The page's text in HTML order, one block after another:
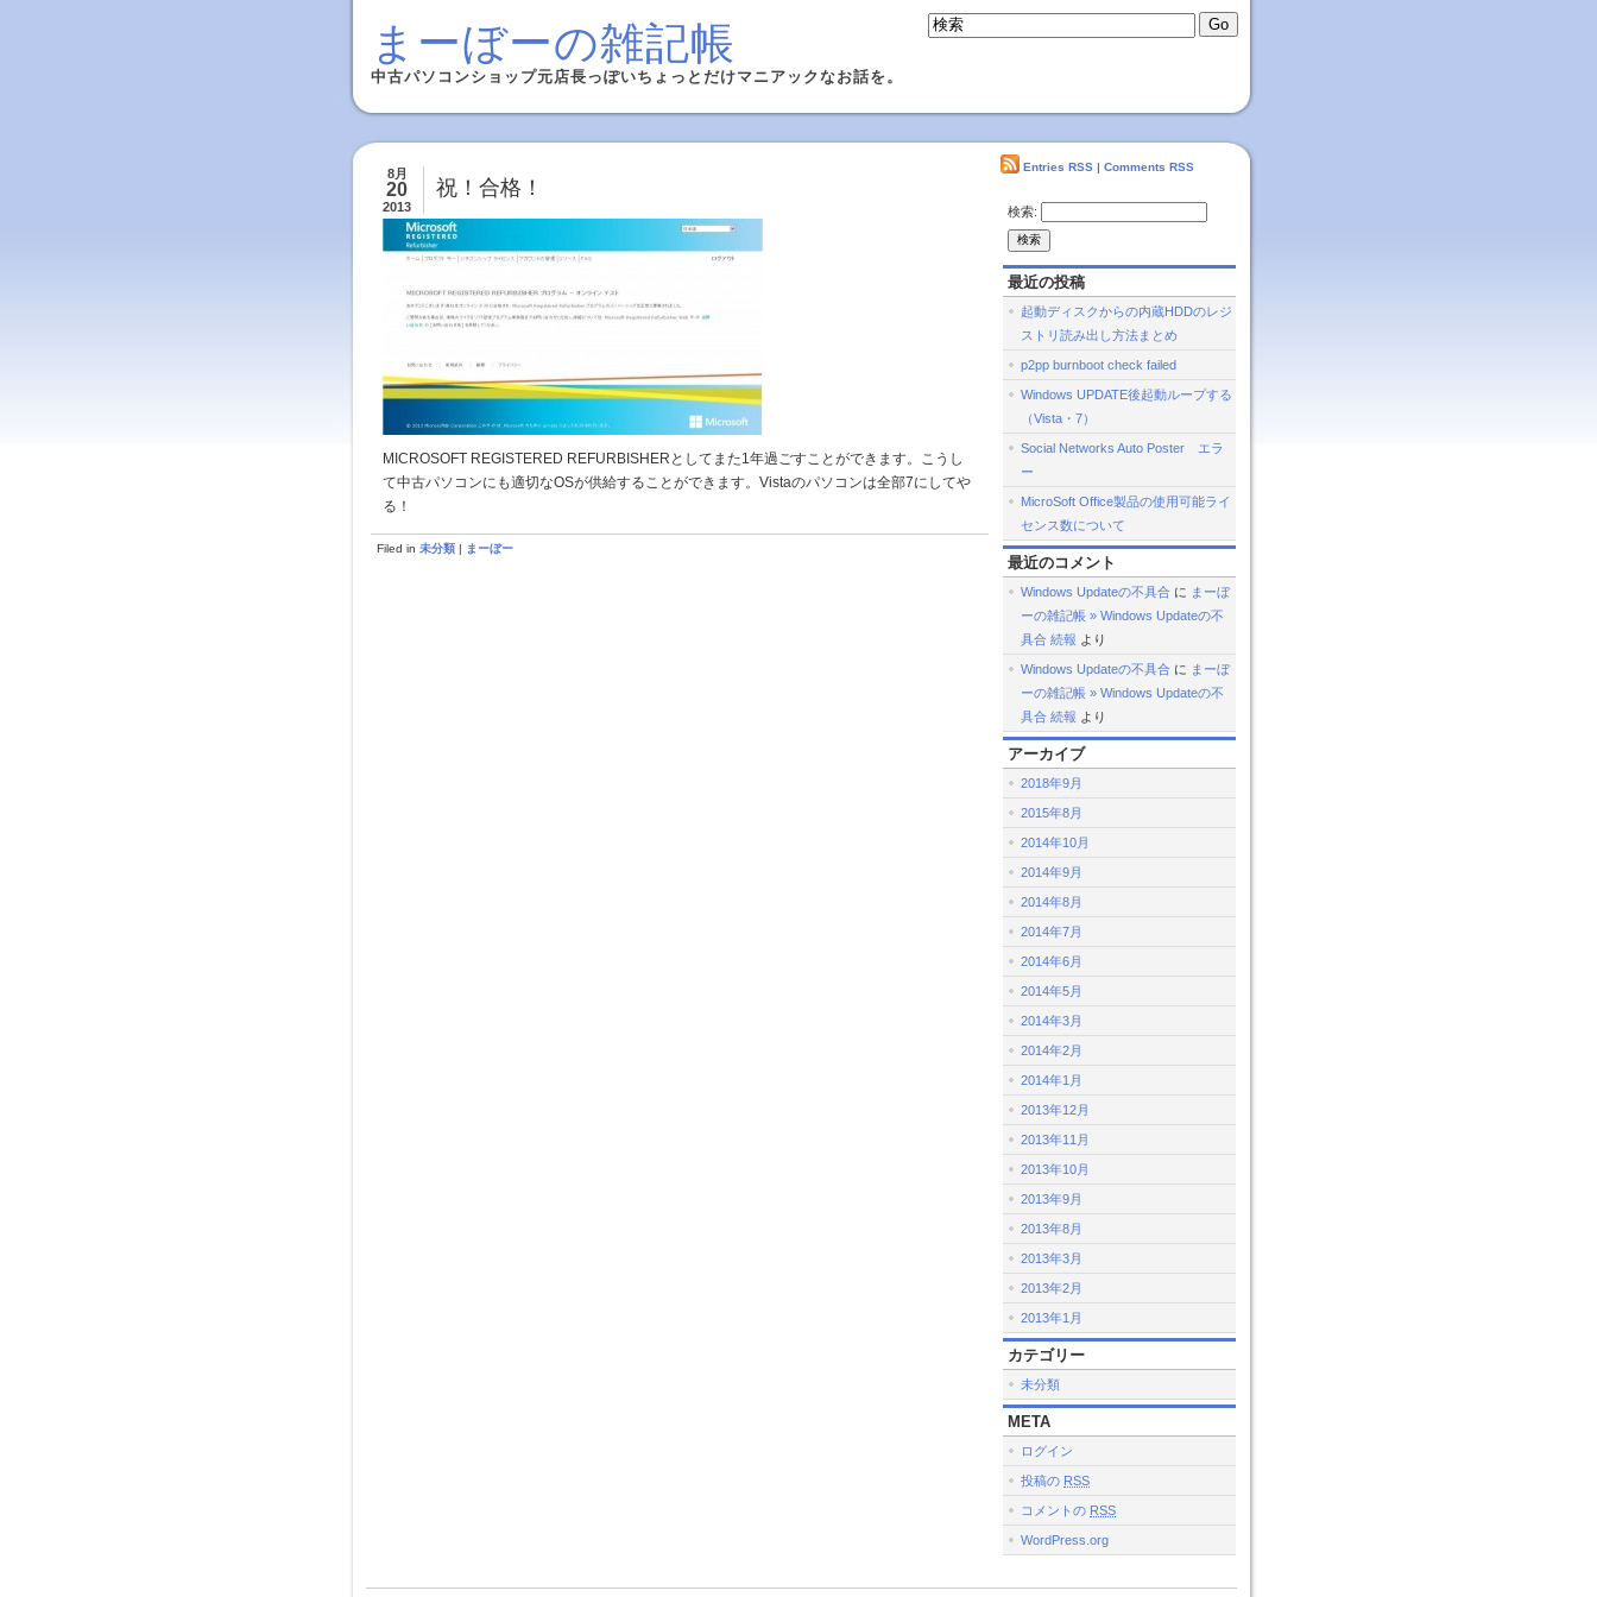
まーぼーの雑記帳
中古パソコンショップ元店長っぽいちょっとだけマニアックなお話を。
8月
20
2013
祝！合格！
MICROSOFT REGISTERED REFURBISHERとしてまた1年過ごすことができます。こうし
て中古パソコンにも適切なOSが供給することができます。Vistaのパソコンは全部7にしてや
る！
Filed in 未分類 | まーぼー
Entries RSS | Comments RSS
検索:
最近の投稿
起動ディスクからの内蔵HDDのレジ
ストリ読み出し方法まとめ
p2pp burnboot check failed
Windows UPDATE後起動ループする
（Vista・7）
Social Networks Auto Poster エラ
ー
MicroSoft Office製品の使用可能ライ
センス数について
最近のコメント
Windows Updateの不具合 に まーぼ
ーの雑記帳 » Windows Updateの不
具合 続報 より
Windows Updateの不具合 に まーぼ
ーの雑記帳 » Windows Updateの不
具合 続報 より
アーカイブ
2018年9月
2015年8月
2014年10月
2014年9月
2014年8月
2014年7月
2014年6月
2014年5月
2014年3月
2014年2月
2014年1月
2013年12月
2013年11月
2013年10月
2013年9月
2013年8月
2013年3月
2013年2月
2013年1月
カテゴリー
未分類
META
ログイン
投稿の RSS
コメントの RSS
WordPress.org